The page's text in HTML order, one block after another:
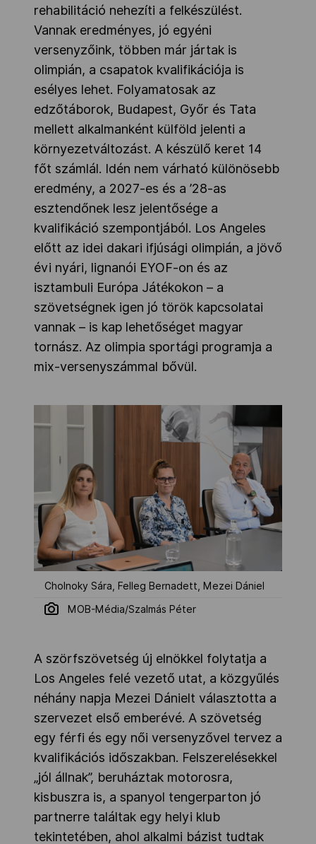
rehabilitáció nehezíti a felkészülést.
Vannak eredményes, jó egyéni
versenyzőink, többen már jártak is
olimpián, a csapatok kvalifikációja is
esélyes lehet. Folyamatosak az
edzőtáborok, Budapest, Győr és Tata
mellett alkalmanként külföld jelenti a
környezetváltozást. A készülő keret 14
főt számlál. Idén nem várható különösebb
eredmény, a 2027-es és a ’28-as
esztendőnek lesz jelentősége a
kvalifikáció szempontjából. Los Angeles
előtt az idei dakari ifjúsági olimpián, a jövő
évi nyári, lignanói EYOF-on és az
isztambuli Európa Játékokon – a
szövetségnek igen jó török kapcsolatai
vannak – is kap lehetőséget magyar
tornász. Az olimpia sportági programja a
mix-versenyszámmal bővül.
Cholnoky Sára, Felleg Bernadett, Mezei Dániel
MOB-Média/Szalmás Péter
A szörfszövetség új elnökkel folytatja a
Los Angeles felé vezető utat, a közgyűlés
néhány napja Mezei Dánielt választotta a
szervezet első emberévé. A szövetség
egy férfi és egy női versenyzővel tervez a
kvalifikációs időszakban. Felszerelésekkel
„jól állnak”, beruháztak motorosra,
kisbuszra is, a spanyol tengerparton jó
partnerre találtak egy helyi klub
tekintetében, ahol alkalmi bázist tudtak